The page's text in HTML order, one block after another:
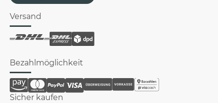
Versand
Bezahlmöglichkeit
Sicher kaufen